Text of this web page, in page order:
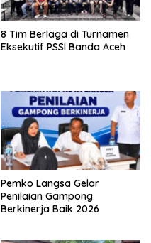
8 Tim Berlaga di Turnamen
Eksekutif PSSI Banda Aceh
Pemko Langsa Gelar
Penilaian Gampong
Berkinerja Baik 2026